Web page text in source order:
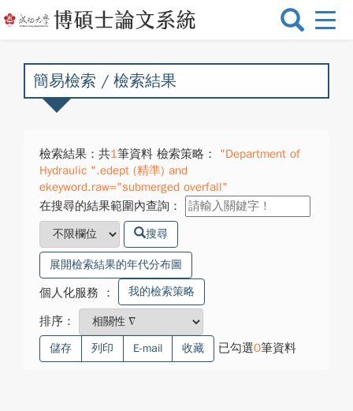
選
換
簡易檢索 / 檢索結果
檢索結果：共1筆資料 檢索策略：
"Department of
Hydraulic ".edept (精準) and
ekeyword.raw="submerged overfall"
在搜尋的結果範圍內查詢：
搜尋
展開檢索結果的年代分布圖
個人化服務 ： 我的檢索策略
排序：
儲存 列印 E-mail 收藏 已勾選0筆資料